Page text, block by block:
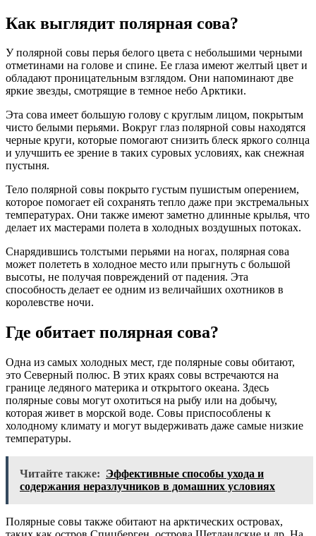
Как выглядит полярная сова?
У полярной совы перья белого цвета с небольшими черными
отметинами на голове и спине. Ее глаза имеют желтый цвет и
обладают проницательным взглядом. Они напоминают две
яркие звезды, смотрящие в темное небо Арктики.
Эта сова имеет большую голову с круглым лицом, покрытым
чисто белыми перьями. Вокруг глаз полярной совы находятся
черные круги, которые помогают снизить блеск яркого солнца
и улучшить ее зрение в таких суровых условиях, как снежная
пустыня.
Тело полярной совы покрыто густым пушистым оперением,
которое помогает ей сохранять тепло даже при экстремальных
температурах. Они также имеют заметно длинные крылья, что
делает их мастерами полета в холодных воздушных потоках.
Снарядившись толстыми перьями на ногах, полярная сова
может полететь в холодное место или прыгнуть с большой
высоты, не получая повреждений от падения. Эта
способность делает ее одним из величайших охотников в
королевстве ночи.
Где обитает полярная сова?
Одна из самых холодных мест, где полярные совы обитают,
это Северный полюс. В этих краях совы встречаются на
границе ледяного материка и открытого океана. Здесь
полярные совы могут охотиться на рыбу или на добычу,
которая живет в морской воде. Совы приспособлены к
холодному климату и могут выдерживать даже самые низкие
температуры.
Читайте также: Эффективные способы ухода и
содержания неразлучников в домашних условиях
Полярные совы также обитают на арктических островах,